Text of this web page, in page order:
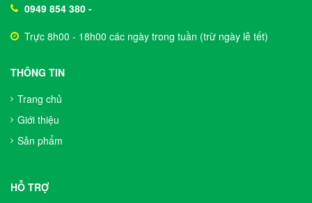
0949 854 380 -
Trực 8h00 - 18h00 các ngày trong tuần (trừ ngày lễ tết)
THÔNG TIN
Trang chủ
Giới thiệu
Sản phẩm
HỖ TRỢ